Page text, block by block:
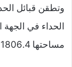
وتطقن قبائل
الحداء في الجهة
مساحتها 1806.4 كم2، يسكنها 143,799 نسمة.